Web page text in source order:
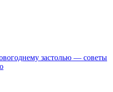
застолью — советы